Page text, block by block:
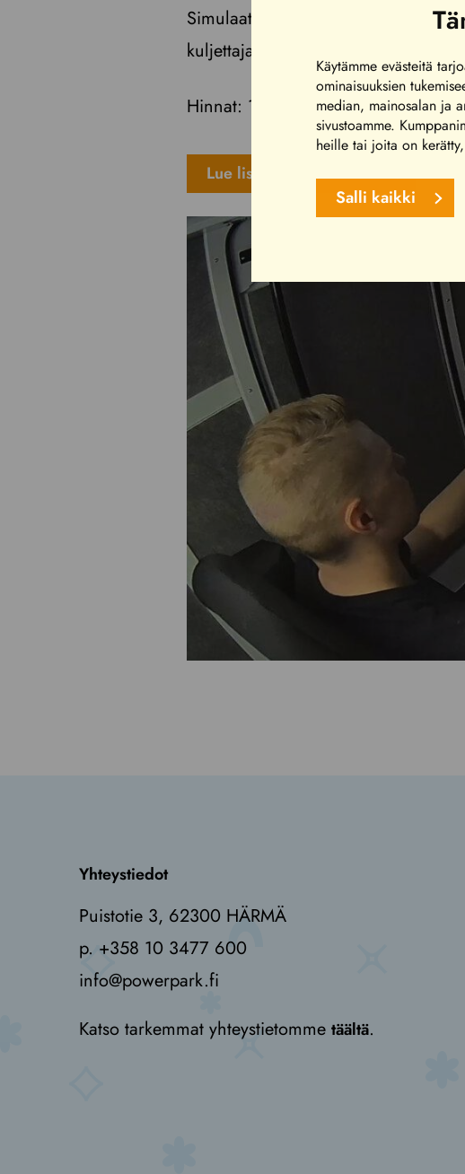
Käytämme evästeitä
ominaisuuksien
median, mainosalan ja
sivustoamme.
heille tai joita on
Salli kaikki
Simulaattori sopii sekä isommille
kuljettajaksi suositellaan yli 16-
Hinnat: 1€/minuutti, voit valita
Lue lisää simulaattorista
Yhteystiedot
Puistotie 3, 62300 HÄRMÄ
p. +358 10 3477 600
info@powerpark.fi
Katso tarkemmat yhteystietomme täältä.